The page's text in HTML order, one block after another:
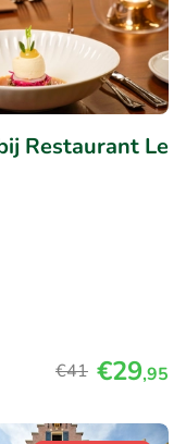
Restaurant Le
€41 €29,95